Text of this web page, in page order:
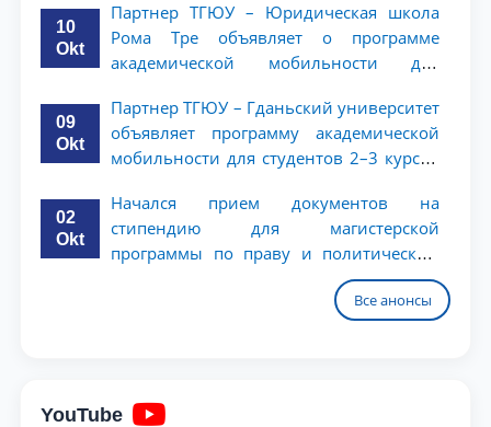
10
Okt
Партнер ТГЮУ – Юридическая школа
Рома Тре объявляет о программе
академической мобильности для
09
Okt
Партнер ТГЮУ – Гданьский университет
объявляет программу академической
мобильности для студентов 2–3 курсов
02
Okt
Начался прием документов на
стипендию для магистерской
программы по праву и политическим
наукам в Университете Нагоя
Все анонсы
YouTube